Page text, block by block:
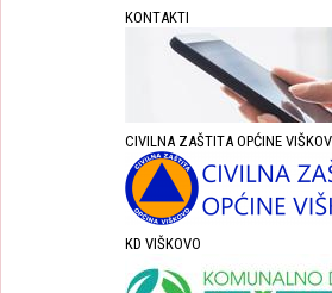
KONTAKTI
CIVILNA ZAŠTITA OPĆINE
KD VIŠKOVO